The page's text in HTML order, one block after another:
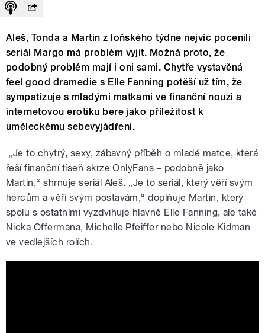
Aleš, Tonda a Martin z loňského týdne nejvíc pocenili
seriál Margo má problém vyjít. Možná proto, že
podobný problém mají i oni sami. Chytře vystavěná
feel good dramedie s Elle Fanning potěší už tím, že
sympatizuje s mladými matkami ve finanční nouzi a
internetovou erotiku bere jako příležitost k
uměleckému sebevyjádření.
„Je to chytrý, sexy, zábavný příběh o mladé matce, která
řeší finanční tíseň skrze OnlyFans – podobně jako
Martin,“ shrnuje seriál Aleš. „Je to seriál, který věří svým
hercům a věří svým postavám,“ doplňuje Martin, který
spolu s ostatními vyzdvihuje hlavně Elle Fanning, ale také
Nicka Offermana, Michelle Pfeiffer nebo Nicole Kidman
ve vedlejších rolích.